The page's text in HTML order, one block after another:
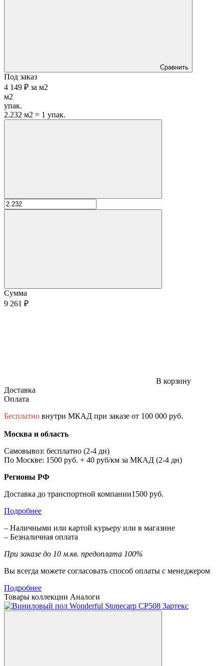
Сравнить
Под заказ
4 149 ₽ за м2
м2
упак.
2.232 м2 = 1 упак.
Сумма
9 261 ₽
В корзину
Доставка
Оплата
Бесплатно внутри МКАД при заказе от 100 000 руб.
Москва и область
Самовывоз: бесплатно (2-4 дн)
По Москве: 1500 руб. + 40 руб/км за МКАД (2-4 дн)
Регионы РФ
Доставка до транспортной компании1500 руб.
Подробнее
– Наличными или картой курьеру или в магазине
– Безналичная оплата
При заказе до 10 м.кв. предоплата 100%
Вы всегда можете согласовать способ оплаты с менеджером
Подробнее
Товары коллекции Аналоги